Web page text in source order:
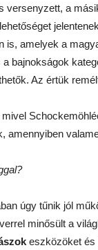
versenyzett, a
is, amelyek a
bajnokságok
Az értük
amennyiben
úgy tűnik jól
minősült a
eszközöket és